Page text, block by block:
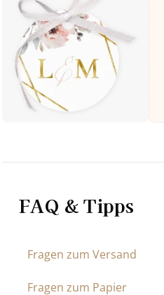
FAQ & Tipps
Fragen zum Versand
Fragen zum Papier